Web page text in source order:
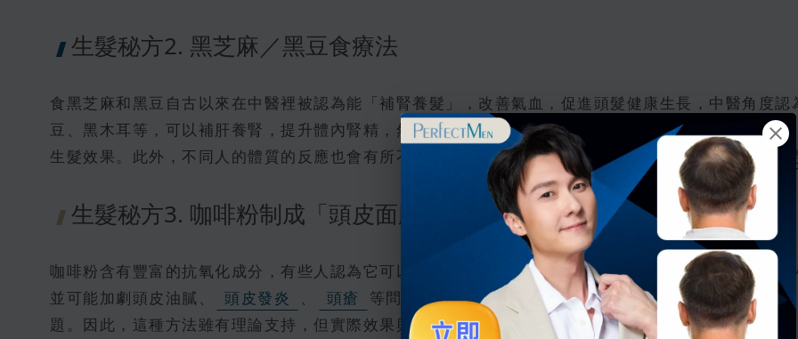
生髮秘方2. 黑芝麻／黑豆食療法
食黑芝麻和黑豆自古以來在中醫裡被認為能「補腎養髮」，改善氣血，促進頭髮健康生長，中醫角度
豆、黑木耳等，可以補肝養腎，提升體內腎精，然而，單靠吃黑色的 生髮食物 來生髮， 活髮 效果
生髮效果。此外，不同人的體質的反應也會有所不同，因此食療更適合作為輔助方式，而非主要的
生
生髮秘方3. 咖啡粉制成「頭皮面膜」
咖啡粉含有豐富的抗氧化成分，有些人認為它可以刺激沉睡的毛囊來 促進生髮
，但其實，咖啡粉的
並可能加劇頭皮油膩、
頭皮發炎 、 頭瘡
等問題。此外，用咖啡粉在頭皮敷膜後，清洗過程也相當
題。因此，這種方法雖有理論支持，但實際效果與風險卻未盡人意。